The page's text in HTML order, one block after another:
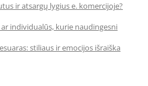
ir atsargų lygius e. komercijoje?
individualūs, kurie naudingesni
stiliaus ir emocijos išraiška